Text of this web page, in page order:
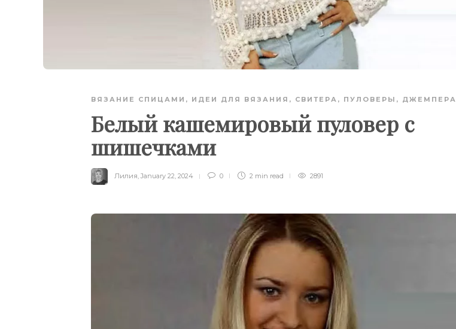
ВЯЗАНИЕ СПИЦАМИ , ИДЕИ ДЛЯ ВЯЗАНИЯ , СВИТЕРА, ПУЛОВЕРЫ, ДЖЕМПЕРА
Белый кашемировый пуловер с
шишечками
Лилия, January 22, 2024 0 2 min read 2891